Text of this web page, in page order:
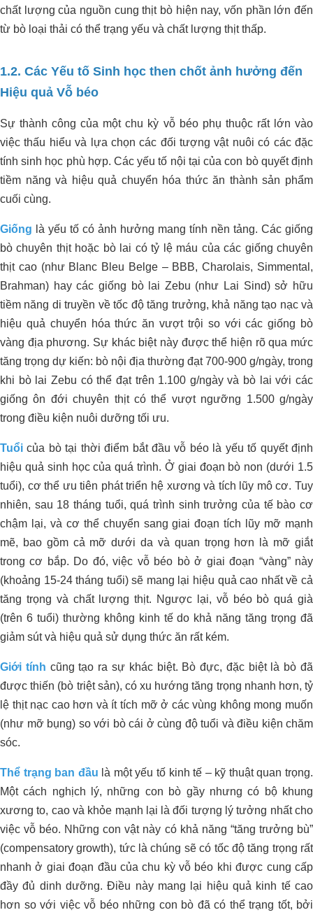
chất lượng của nguồn cung thịt bò hiện nay, vốn phần lớn đến
từ bò loại thải có thể trạng yếu và chất lượng thịt thấp.
1.2. Các Yếu tố Sinh học then chốt ảnh hưởng đến
Hiệu quả Vỗ béo
Sự thành công của một chu kỳ vỗ béo phụ thuộc rất lớn vào
việc thấu hiểu và lựa chọn các đối tượng vật nuôi có các đặc
tính sinh học phù hợp. Các yếu tố nội tại của con bò quyết định
tiềm năng và hiệu quả chuyển hóa thức ăn thành sản phẩm
cuối cùng.
Giống là yếu tố có ảnh hưởng mang tính nền tảng. Các giống
bò chuyên thịt hoặc bò lai có tỷ lệ máu của các giống chuyên
thịt cao (như Blanc Bleu Belge – BBB, Charolais, Simmental,
Brahman) hay các giống bò lai Zebu (như Lai Sind) sở hữu
tiềm năng di truyền về tốc độ tăng trưởng, khả năng tạo nạc và
hiệu quả chuyển hóa thức ăn vượt trội so với các giống bò
vàng địa phương. Sự khác biệt này được thể hiện rõ qua mức
tăng trọng dự kiến: bò nội địa thường đạt 700-900 g/ngày, trong
khi bò lai Zebu có thể đạt trên 1.100 g/ngày và bò lai với các
giống ôn đới chuyên thịt có thể vượt ngưỡng 1.500 g/ngày
trong điều kiện nuôi dưỡng tối ưu.
Tuổi của bò tại thời điểm bắt đầu vỗ béo là yếu tố quyết định
hiệu quả sinh học của quá trình. Ở giai đoạn bò non (dưới 1.5
tuổi), cơ thể ưu tiên phát triển hệ xương và tích lũy mô cơ. Tuy
nhiên, sau 18 tháng tuổi, quá trình sinh trưởng của tế bào cơ
chậm lại, và cơ thể chuyển sang giai đoạn tích lũy mỡ mạnh
mẽ, bao gồm cả mỡ dưới da và quan trọng hơn là mỡ giắt
trong cơ bắp. Do đó, việc vỗ béo bò ở giai đoạn “vàng” này
(khoảng 15-24 tháng tuổi) sẽ mang lại hiệu quả cao nhất về cả
tăng trọng và chất lượng thịt. Ngược lại, vỗ béo bò quá già
(trên 6 tuổi) thường không kinh tế do khả năng tăng trọng đã
giảm sút và hiệu quả sử dụng thức ăn rất kém.
Giới tính cũng tạo ra sự khác biệt. Bò đực, đặc biệt là bò đã
được thiến (bò triệt sản), có xu hướng tăng trọng nhanh hơn, tỷ
lệ thịt nạc cao hơn và ít tích mỡ ở các vùng không mong muốn
(như mỡ bụng) so với bò cái ở cùng độ tuổi và điều kiện chăm
sóc.
Thể trạng ban đầu là một yếu tố kinh tế – kỹ thuật quan trọng.
Một cách nghịch lý, những con bò gầy nhưng có bộ khung
xương to, cao và khỏe mạnh lại là đối tượng lý tưởng nhất cho
việc vỗ béo. Những con vật này có khả năng “tăng trưởng bù”
(compensatory growth), tức là chúng sẽ có tốc độ tăng trọng rất
nhanh ở giai đoạn đầu của chu kỳ vỗ béo khi được cung cấp
đầy đủ dinh dưỡng. Điều này mang lại hiệu quả kinh tế cao
hơn so với việc vỗ béo những con bò đã có thể trạng tốt, bởi